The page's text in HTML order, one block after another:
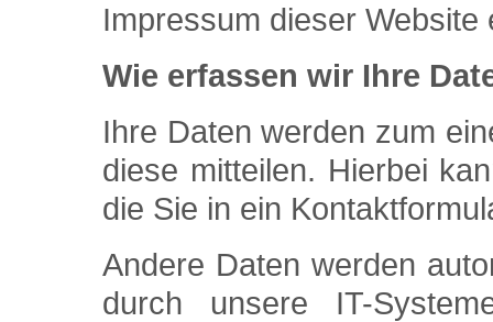
Impressum dieser Website
Wie erfassen wir Ihre
Ihre Daten werden zum
diese mitteilen. Hierbei
die Sie in ein
Andere Daten werden
durch unsere IT-